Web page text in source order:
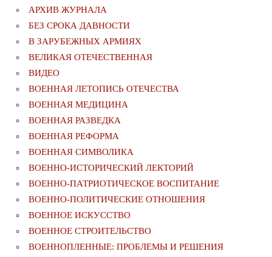
АРХИВ ЖУРНАЛА
БЕЗ СРОКА ДАВНОСТИ
В ЗАРУБЕЖНЫХ АРМИЯХ
ВЕЛИКАЯ ОТЕЧЕСТВЕННАЯ
ВИДЕО
ВОЕННАЯ ЛЕТОПИСЬ ОТЕЧЕСТВА
ВОЕННАЯ МЕДИЦИНА
ВОЕННАЯ РАЗВЕДКА
ВОЕННАЯ РЕФОРМА
ВОЕННАЯ СИМВОЛИКА
ВОЕННО-ИСТОРИЧЕСКИЙ ЛЕКТОРИЙ
ВОЕННО-ПАТРИОТИЧЕСКОЕ ВОСПИТАНИЕ
ВОЕННО-ПОЛИТИЧЕСКИE ОТНОШЕНИЯ
ВОЕННОЕ ИСКУССТВО
ВОЕННОЕ СТРОИТЕЛЬСТВО
ВОЕННОПЛЕННЫЕ: ПРОБЛЕМЫ И РЕШЕНИЯ